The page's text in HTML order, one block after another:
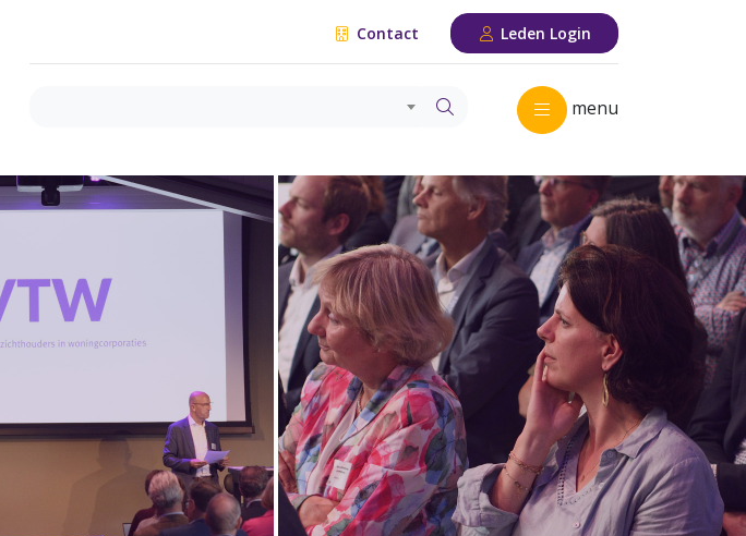
Contact Leden Login
menu